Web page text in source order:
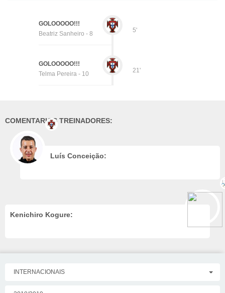
5'
GOLOOOOO!!!
Beatriz Sanheiro - 8
21'
GOLOOOOO!!!
Telma Pereira - 10
COMENTARIOS TREINADORES:
Luís Conceição:
Kenichiro Kogure:
INTERNACIONAIS